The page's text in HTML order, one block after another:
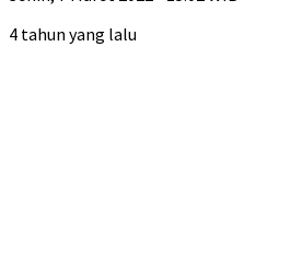
4 tahun yang lalu